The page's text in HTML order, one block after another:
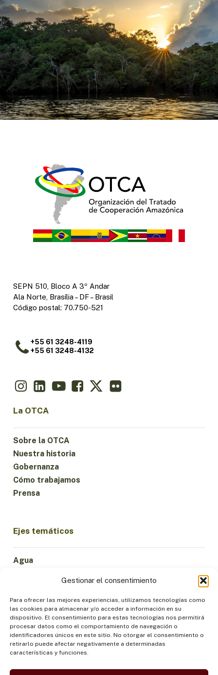
Gestionar el consentimiento
Para ofrecer las mejores experiencias, utilizamos tecnologías como
las cookies para almacenar y/o acceder a información en su
dispositivo. El consentimiento para estas tecnologías nos permitirá
procesar datos como el comportamiento de navegación o
identificadores únicos en este sitio. No otorgar el consentimiento o
retirarlo puede afectar negativamente a determinadas
características y funciones.
SEPN 510, Bloco A 3º Andar
Ala Norte, Brasília – DF – Brasil
Código postal: 70.750-521
+55 61 3248-4119
+55 61 3248-4132
La OTCA
Sobre la OTCA
Nuestra historia
Gobernanza
Cómo trabajamos
Prensa
Ejes temáticos
Agua
Economía Sostenible
Bosques y Biodiversidad
Institucionalidad
Participación
Pueblos Indígenas